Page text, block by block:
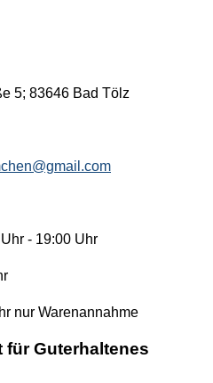
5; 83646 Bad Tölz
- 19:00 Uhr
nur Warenannahme
für Guterhaltenes